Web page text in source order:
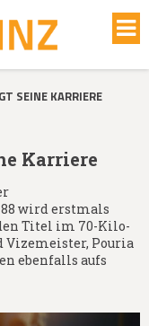
SEINE KARRIERE
Karriere
wird erstmals
Titel im 70-Kilo-
Pouria
ebenfalls aufs